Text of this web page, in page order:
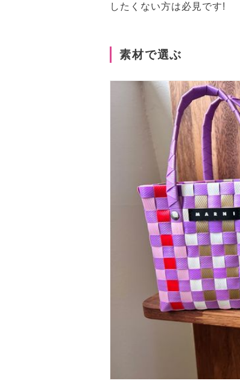
したくない方は必見です!
素材で選ぶ